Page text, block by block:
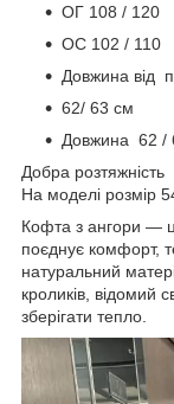
ОГ 108 / 120
ОС 102 / 110
Довжина від
62/ 63 см
Довжина 62 /
Добра розтяжність
На моделі розмір
Кофта з ангори —
поєднує комфорт,
натуральний
кроликів, відомий
зберігати тепло.